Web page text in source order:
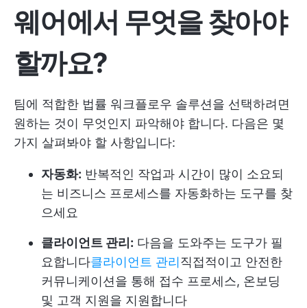
웨어에서 무엇을 찾아야
할까요?
팀에 적합한 법률 워크플로우 솔루션을 선택하려면
원하는 것이 무엇인지 파악해야 합니다. 다음은 몇
가지 살펴봐야 할 사항입니다:
자동화: 반복적인 작업과 시간이 많이 소요되
는 비즈니스 프로세스를 자동화하는 도구를 찾
으세요
클라이언트 관리: 다음을 도와주는 도구가 필
요합니다클라이언트 관리직접적이고 안전한
커뮤니케이션을 통해 접수 프로세스, 온보딩
및 고객 지원을 지원합니다